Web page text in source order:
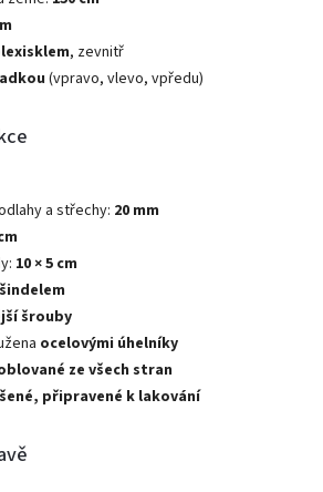
, zevnitř
(vpravo, vlevo, vpředu)
a střechy: 20 mm
10 × 5 cm
šindelem
šrouby
ocelovými úhelníky
ze všech stran
připravené k lakování